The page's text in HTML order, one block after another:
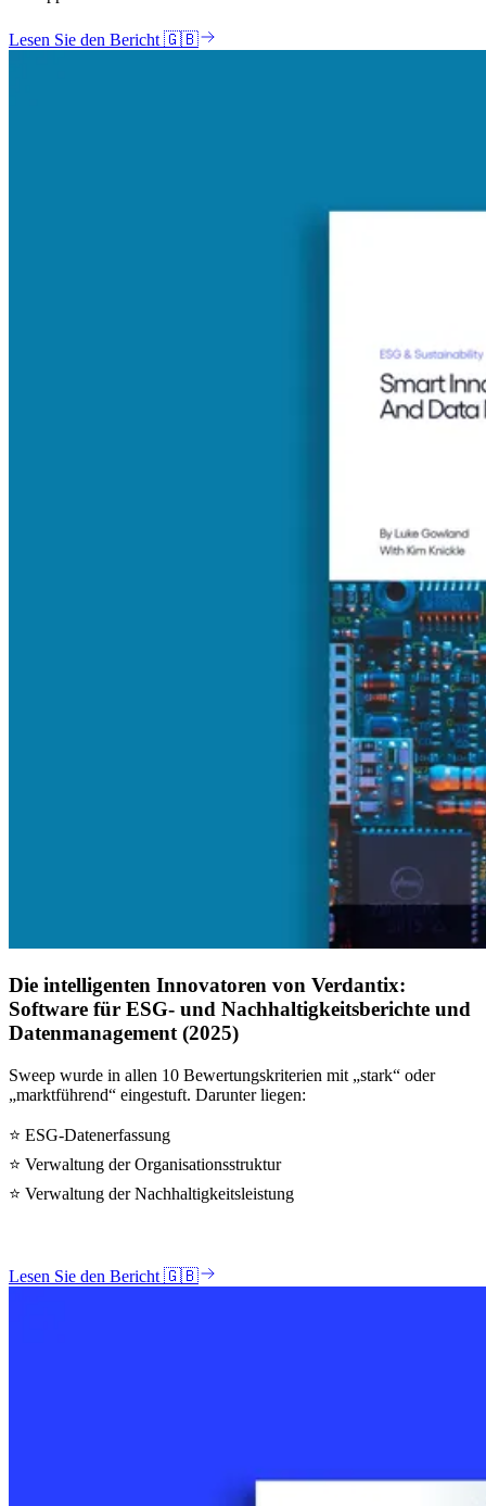
Lesen Sie den Bericht 🇬🇧
Die intelligenten Innovatoren von Verdantix:
Software für ESG- und Nachhaltigkeitsberichte und
Datenmanagement (2025)
Sweep wurde in allen 10 Bewertungskriterien mit „stark“ oder
„marktführend“ eingestuft. Darunter liegen:
⭐ ESG-Datenerfassung
⭐ Verwaltung der Organisationsstruktur
⭐ Verwaltung der Nachhaltigkeitsleistung
Lesen Sie den Bericht 🇬🇧